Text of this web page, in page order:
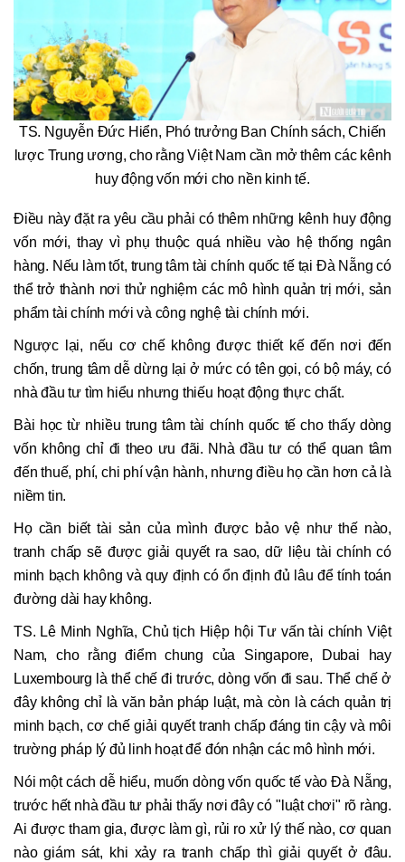
TS. Nguyễn Đức Hiển, Phó trưởng Ban Chính sách, Chiến
lược Trung ương, cho rằng Việt Nam cần mở thêm các kênh
huy động vốn mới cho nền kinh tế.
Điều này đặt ra yêu cầu phải có thêm những kênh huy động
vốn mới, thay vì phụ thuộc quá nhiều vào hệ thống ngân
hàng. Nếu làm tốt, trung tâm tài chính quốc tế tại Đà Nẵng có
thể trở thành nơi thử nghiệm các mô hình quản trị mới, sản
phẩm tài chính mới và công nghệ tài chính mới.
Ngược lại, nếu cơ chế không được thiết kế đến nơi đến
chốn, trung tâm dễ dừng lại ở mức có tên gọi, có bộ máy, có
nhà đầu tư tìm hiểu nhưng thiếu hoạt động thực chất.
Bài học từ nhiều trung tâm tài chính quốc tế cho thấy dòng
vốn không chỉ đi theo ưu đãi. Nhà đầu tư có thể quan tâm
đến thuế, phí, chi phí vận hành, nhưng điều họ cần hơn cả là
niềm tin.
Họ cần biết tài sản của mình được bảo vệ như thế nào,
tranh chấp sẽ được giải quyết ra sao, dữ liệu tài chính có
minh bạch không và quy định có ổn định đủ lâu để tính toán
đường dài hay không.
TS. Lê Minh Nghĩa, Chủ tịch Hiệp hội Tư vấn tài chính Việt
Nam, cho rằng điểm chung của Singapore, Dubai hay
Luxembourg là thể chế đi trước, dòng vốn đi sau. Thể chế ở
đây không chỉ là văn bản pháp luật, mà còn là cách quản trị
minh bạch, cơ chế giải quyết tranh chấp đáng tin cậy và môi
trường pháp lý đủ linh hoạt để đón nhận các mô hình mới.
Nói một cách dễ hiểu, muốn dòng vốn quốc tế vào Đà Nẵng,
trước hết nhà đầu tư phải thấy nơi đây có "luật chơi" rõ ràng.
Ai được tham gia, được làm gì, rủi ro xử lý thế nào, cơ quan
nào giám sát, khi xảy ra tranh chấp thì giải quyết ở đâu.